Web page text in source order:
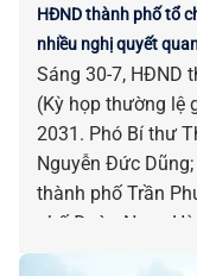
HĐND thành phố tổ
nhiều nghị quyết
Sáng 30-7, HĐND
(Kỳ họp thường lệ
2031. Phó Bí thư
Nguyễn Đức
thành phố Trần
phố Đoàn Ngọc
phố Nguyễn Công